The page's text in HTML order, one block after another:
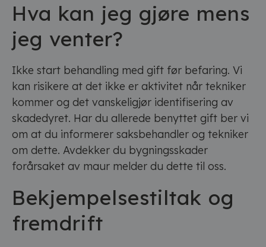
Hva kan jeg gjøre mens
jeg venter?
Ikke start behandling med gift før befaring. Vi
kan risikere at det ikke er aktivitet når tekniker
kommer og det vanskeligjør identifisering av
skadedyret. Har du allerede benyttet gift ber vi
om at du informerer saksbehandler og tekniker
om dette. Avdekker du bygningsskader
forårsaket av maur melder du dette til oss.
Bekjempelsestiltak og
fremdrift